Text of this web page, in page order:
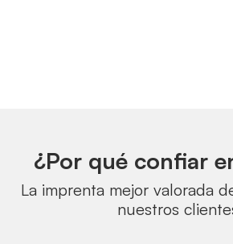
¿Por qué confiar
La imprenta mejor valorada
nuestros